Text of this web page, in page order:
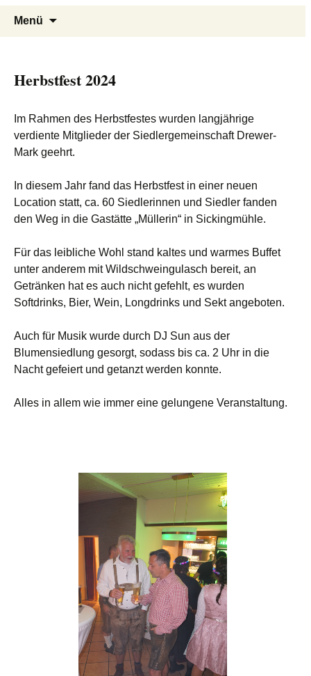
Siedlergemeinschaft Drewer-
Mark
Menü
Herbstfest 2024
Im Rahmen des Herbstfestes wurden langjährige
verdiente Mitglieder der Siedlergemeinschaft Drewer-
Mark geehrt.
In diesem Jahr fand das Herbstfest in einer neuen
Location statt, ca. 60 Siedlerinnen und Siedler fanden
den Weg in die Gastätte „Müllerin“ in Sickingmühle.
Für das leibliche Wohl stand kaltes und warmes Buffet
unter anderem mit Wildschweingulasch bereit, an
Getränken hat es auch nicht gefehlt, es wurden
Softdrinks, Bier, Wein, Longdrinks und Sekt angeboten.
Auch für Musik wurde durch DJ Sun aus der
Blumensiedlung gesorgt, sodass bis ca. 2 Uhr in die
Nacht gefeiert und getanzt werden konnte.
Alles in allem wie immer eine gelungene Veranstaltung.